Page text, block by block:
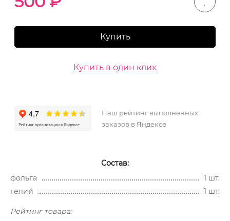
Купить
Купить в один клик
Наш рейтинг выполненных
заказов в Яндексе
Состав:
фольга
1 шт.
гелий
1 шт.
Рейтинг товара: